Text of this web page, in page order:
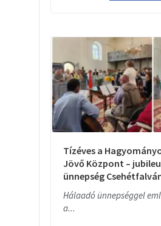
Tízéves a
Jövő Központ –
ünnepség
Hálaadó ünnepséggel
a...